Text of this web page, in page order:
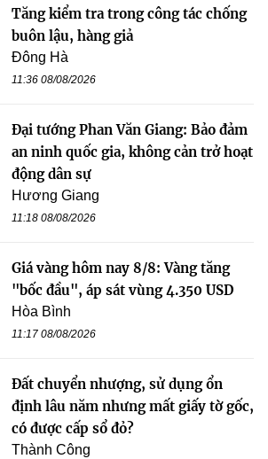
Tăng kiểm tra trong công tác chống
buôn lậu, hàng giả
Đông Hà
11:36 08/08/2026
Đại tướng Phan Văn Giang: Bảo đảm
an ninh quốc gia, không cản trở hoạt
động dân sự
Hương Giang
11:18 08/08/2026
Giá vàng hôm nay 8/8: Vàng tăng
"bốc đầu", áp sát vùng 4.350 USD
Hòa Bình
11:17 08/08/2026
Đất chuyển nhượng, sử dụng ổn
định lâu năm nhưng mất giấy tờ gốc,
có được cấp sổ đỏ?
Thành Công